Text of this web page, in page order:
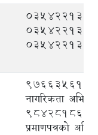
035422133,
035422131,
035422132
नागरिकता
9842818615
प्रमाणपत्रको